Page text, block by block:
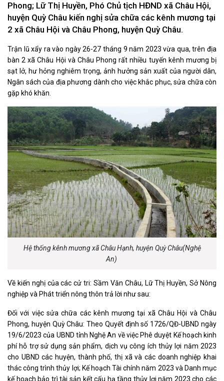
Phong; Lữ Thị Huyền, Phó Chủ tịch HĐND xã Châu Hội,
huyện Quỳ Châu kiến nghị sửa chữa các kênh mương tại
2 xã Châu Hội và Châu Phong, huyện Quỳ Châu.
Trận lũ xẩy ra vào ngày 26-27 tháng 9 năm 2023 vừa qua, trên địa
bàn 2 xã Châu Hội và Châu Phong rất nhiều tuyến kênh mương bị
sạt lở, hư hỏng nghiêm trọng, ảnh hưởng sản xuất của người dân,
Ngân sách của địa phương dành cho việc khắc phục, sửa chữa còn
gặp khó khăn.
Hệ thống kênh mương xã Châu Hạnh, huyện Quỳ Châu(Nghệ
An)
Về kiến nghị của các cử tri: Sầm Văn Châu, Lữ Thị Huyền, Sở Nông
nghiệp và Phát triển nông thôn trả lời như sau:
Đối với việc sửa chữa các kênh mương tại xã Châu Hội và Châu
Phong, huyện Quỳ Châu: Theo Quyết định số 1726/QĐ-UBND ngày
19/6/2023 của UBND tỉnh Nghệ An về việc Phê duyệt Kế hoạch kinh
phí hỗ trợ sử dụng sản phẩm, dịch vụ công ích thủy lợi năm 2023
cho UBND các huyện, thành phố, thị xã và các doanh nghiệp khai
thác công trình thủy lợi; Kế hoạch Tài chính năm 2023 và Danh mục
kế hoạch bảo trì tài sản kết cấu hạ tầng thủy lợi năm 2023 cho các